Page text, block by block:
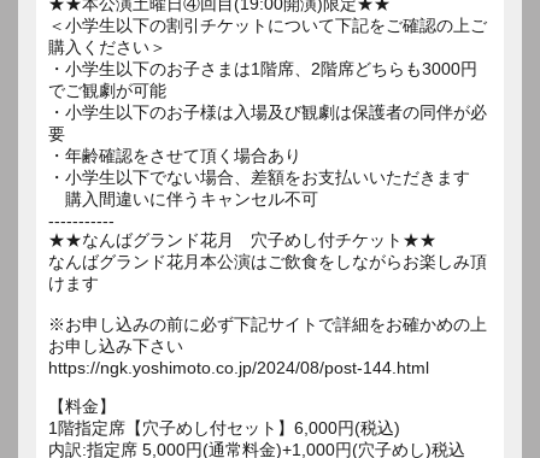
＜小学生以下の割引チケットについて下記をご確認の上ご
購入ください＞
・小学生以下のお子さまは1階席、2階席どちらも3000円
でご観劇が可能
・小学生以下のお子様は入場及び観劇は保護者の同伴が必
要
・年齢確認をさせて頂く場合あり
・小学生以下でない場合、差額をお支払いいただきます
購入間違いに伴うキャンセル不可
-----------
★★なんばグランド花月 穴子めし付チケット★★
なんばグランド花月本公演はご飲食をしながらお楽しみ頂
けます
※お申し込みの前に必ず下記サイトで詳細をお確かめの上
お申し込み下さい
https://ngk.yoshimoto.co.jp/2024/08/post-144.html
【料金】
1階指定席【穴子めし付セット】6,000円(税込)
内訳:指定席 5,000円(通常料金)+1,000円(穴子めし)税込